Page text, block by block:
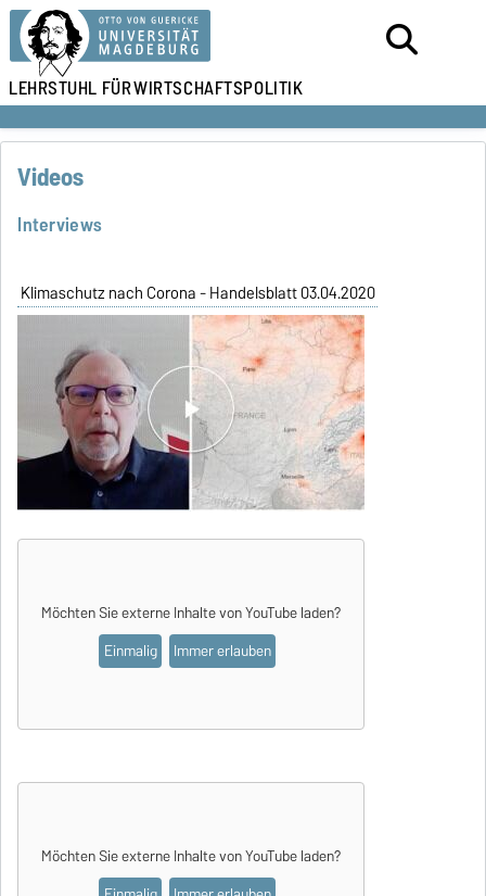
LEHRSTUHL FÜRWIRTSCHAFTSPOLITIK
Videos
Interviews
Klimaschutz nach Corona - Handelsblatt 03.04.2020
Möchten Sie externe Inhalte vonYouTubeladen?
Einmalig
Immer erlauben
Möchten Sie externe Inhalte vonYouTubeladen?